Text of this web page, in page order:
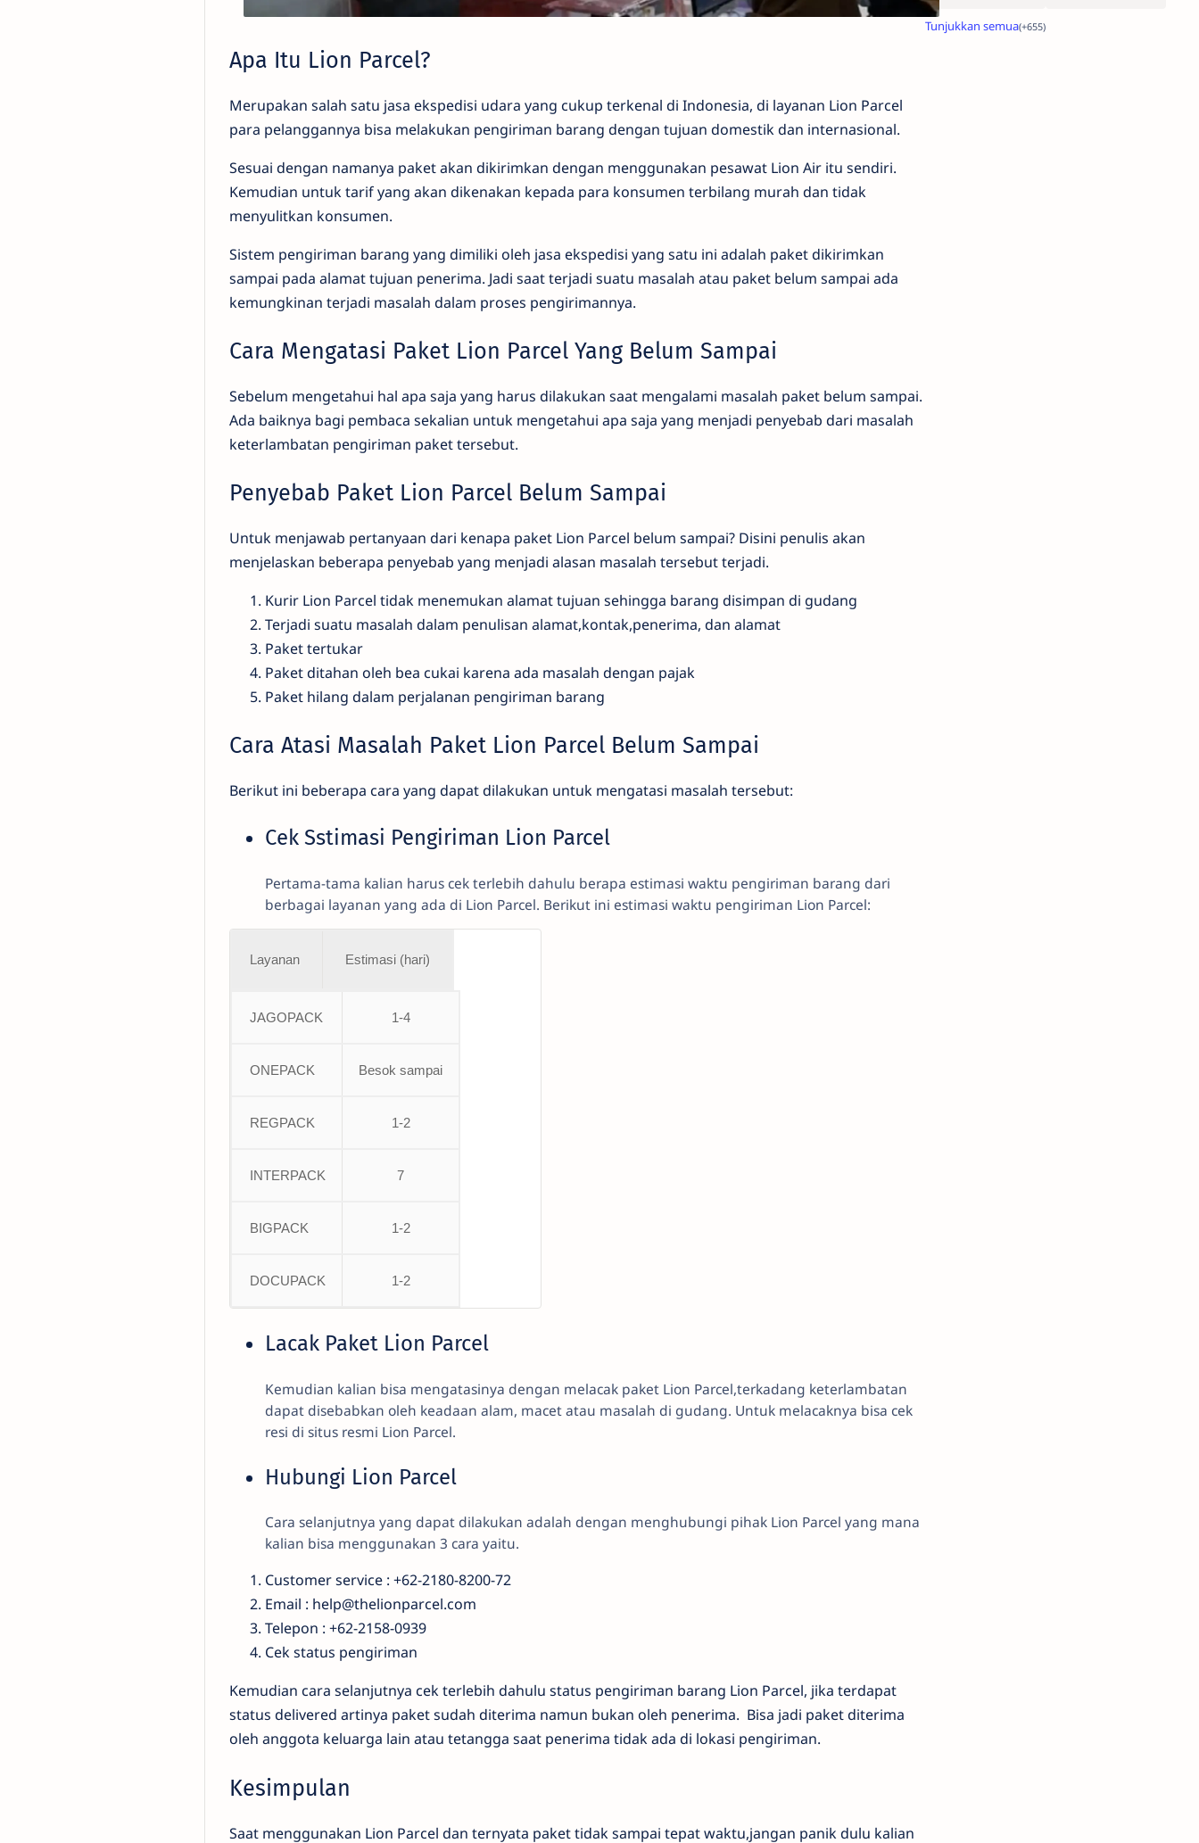
Apa Itu Lion Parcel?
Merupakan salah satu jasa ekspedisi udara yang cukup terkenal di Indonesia, di layanan Lion Parcel
para pelanggannya bisa melakukan pengiriman barang dengan tujuan domestik dan internasional.
Sesuai dengan namanya paket akan dikirimkan dengan menggunakan pesawat Lion Air itu sendiri.
Kemudian untuk tarif yang akan dikenakan kepada para konsumen terbilang murah dan tidak
menyulitkan konsumen.
Sistem pengiriman barang yang dimiliki oleh jasa ekspedisi yang satu ini adalah paket dikirimkan
sampai pada alamat tujuan penerima. Jadi saat terjadi suatu masalah atau paket belum sampai ada
kemungkinan terjadi masalah dalam proses pengirimannya.
Cara Mengatasi Paket Lion Parcel Yang Belum Sampai
Sebelum mengetahui hal apa saja yang harus dilakukan saat mengalami masalah paket belum sampai.
Ada baiknya bagi pembaca sekalian untuk mengetahui apa saja yang menjadi penyebab dari masalah
keterlambatan pengiriman paket tersebut.
Penyebab Paket Lion Parcel Belum Sampai
Untuk menjawab pertanyaan dari kenapa paket Lion Parcel belum sampai? Disini penulis akan
menjelaskan beberapa penyebab yang menjadi alasan masalah tersebut terjadi.
Kurir Lion Parcel tidak menemukan alamat tujuan sehingga barang disimpan di gudang
Terjadi suatu masalah dalam penulisan alamat,kontak,penerima, dan alamat
Paket tertukar
Paket ditahan oleh bea cukai karena ada masalah dengan pajak
Paket hilang dalam perjalanan pengiriman barang
Cara Atasi Masalah Paket Lion Parcel Belum Sampai
Berikut ini beberapa cara yang dapat dilakukan untuk mengatasi masalah tersebut:
Cek Sstimasi Pengiriman Lion Parcel
Pertama-tama kalian harus cek terlebih dahulu berapa estimasi waktu pengiriman barang dari
berbagai layanan yang ada di Lion Parcel. Berikut ini estimasi waktu pengiriman Lion Parcel:
Layanan Estimasi (hari)
JAGOPACK 1-4
ONEPACK Besok sampai
REGPACK 1-2
INTERPACK 7
BIGPACK 1-2
DOCUPACK 1-2
Lacak Paket Lion Parcel
Kemudian kalian bisa mengatasinya dengan melacak paket Lion Parcel,terkadang keterlambatan
dapat disebabkan oleh keadaan alam, macet atau masalah di gudang. Untuk melacaknya bisa cek
resi di situs resmi Lion Parcel.
Hubungi Lion Parcel
Cara selanjutnya yang dapat dilakukan adalah dengan menghubungi pihak Lion Parcel yang mana
kalian bisa menggunakan 3 cara yaitu.
Customer service : +62-2180-8200-72
Email : help@thelionparcel.com
Telepon : +62-2158-0939
Cek status pengiriman
Kemudian cara selanjutnya cek terlebih dahulu status pengiriman barang Lion Parcel, jika terdapat
status delivered artinya paket sudah diterima namun bukan oleh penerima. Bisa jadi paket diterima
oleh anggota keluarga lain atau tetangga saat penerima tidak ada di lokasi pengiriman.
Kesimpulan
Saat menggunakan Lion Parcel dan ternyata paket tidak sampai tepat waktu,jangan panik dulu kalian